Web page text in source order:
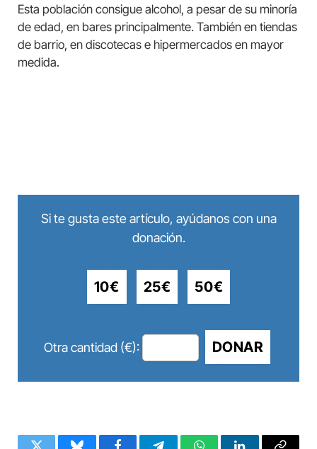
Esta población consigue alcohol, a pesar de su minoría
de edad, en bares principalmente. También en tiendas
de barrio, en discotecas e hipermercados en mayor
medida.
Si te gusta este artículo, ayúdanos con una
donación.
10€ 25€ 50€
Otra cantidad (€): DONAR